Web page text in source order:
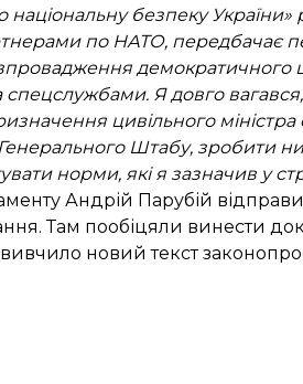
національну безпеку України»
по НАТО, передбачає
демократичного
спецслужбами. Я довго
цивільного міністра
Штабу, зробити
норми, які я зазначив у
Андрій Парубій
Там пообіцяли винести
новий текст